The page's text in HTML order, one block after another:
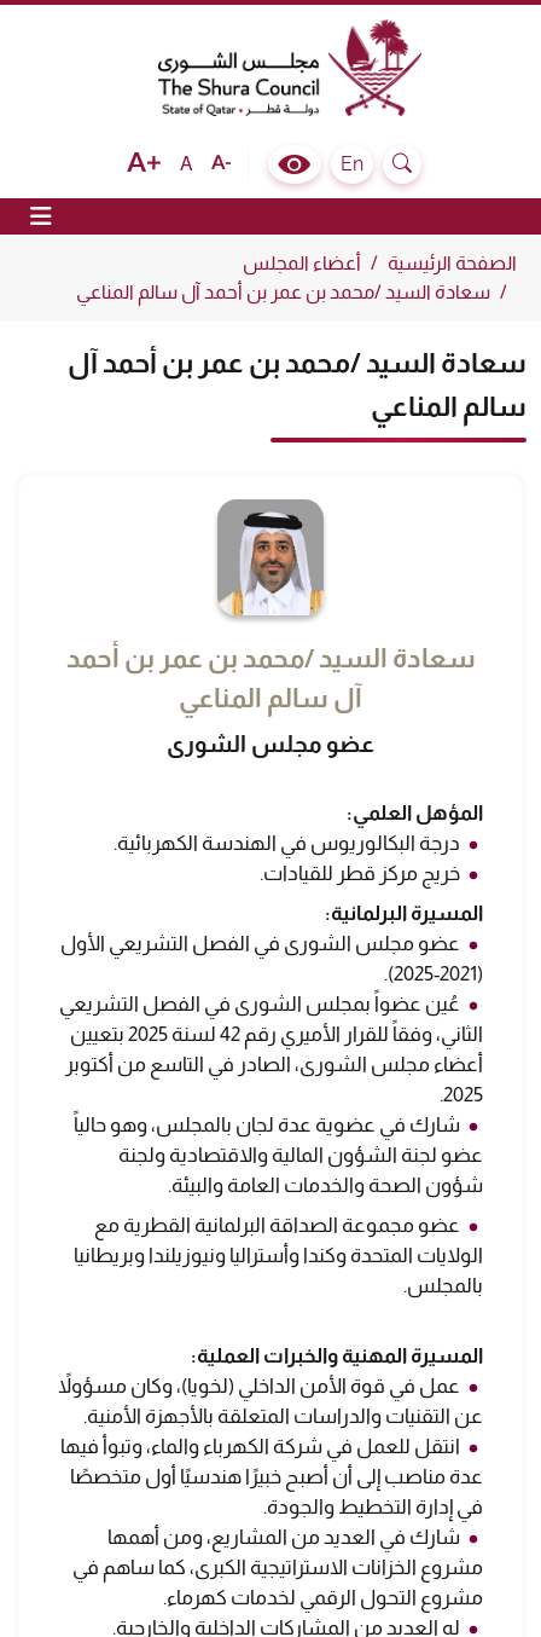
The Shura Council State of Qatar
Search
En
Colour Contrast Selector
Text size bigger
AText size normal
Text size smaller
الصفحة الرئيسية
أعضاء المجلس
سعادة السيد /محمد بن عمر بن أحمد آل سالم المناعي
سعادة السيد /محمد بن عمر بن أحمد آل
سالم المناعي
سعادة السيد /محمد بن عمر بن أحمد
آل سالم المناعي
عضو مجلس الشورى
المؤهل العلمي:
درجة البكالوريوس في الهندسة الكهربائية.
خريج مركز قطر للقيادات.
المسيرة البرلمانية:
عضو مجلس الشورى في الفصل التشريعي الأول
(2021-2025).
عُين عضواً بمجلس الشورى في الفصل التشريعي
الثاني، وفقاً للقرار الأميري رقم 42 لسنة 2025 بتعيين
أعضاء مجلس الشورى، الصادر في التاسع من أكتوبر
2025.
شارك في عضوية عدة لجان بالمجلس، وهو حالياً
عضو لجنة الشؤون المالية والاقتصادية ولجنة
شؤون الصحة والخدمات العامة والبيئة.
عضو مجموعة الصداقة البرلمانية القطرية مع
الولايات المتحدة وكندا وأستراليا ونيوزيلندا وبريطانيا
بالمجلس.
المسيرة المهنية والخبرات العملية:
عمل في قوة الأمن الداخلي (لخويا)، وكان مسؤولاً
عن التقنيات والدراسات المتعلقة بالأجهزة الأمنية.
انتقل للعمل في شركة الكهرباء والماء، وتبوأ فيها
عدة مناصب إلى أن أصبح خبيرًا هندسيًا أول متخصصًا
في إدارة التخطيط والجودة.
شارك في العديد من المشاريع، ومن أهمها
مشروع الخزانات الاستراتيجية الكبرى، كما ساهم في
مشروع التحول الرقمي لخدمات كهرماء.
له العديد من المشاركات الداخلية والخارجية.